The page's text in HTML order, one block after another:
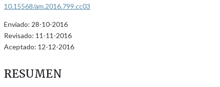
10.15568/am.2016.799.cc03
Enviado: 28-10-2016
Revisado: 11-11-2016
Aceptado: 12-12-2016
RESUMEN